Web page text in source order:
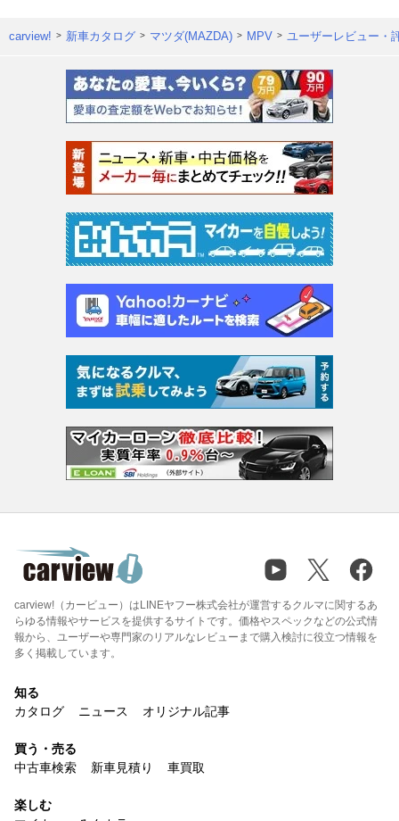
carview! 新車カタログ マツダ(MAZDA) MPV ユーザーレビュー・
carview!（カービュー）はLINEヤフー株式会社が運営するクルマに関するあ
らゆる情報やサービスを提供するサイトです。価格やスペックなどの公式情
報から、ユーザーや専門家のリアルなレビューまで購入検討に役立つ情報を
多く掲載しています。
知る
カタログ
ニュース オリジナル記事
買う・売る
中古車検索
新車見積り 車買取
楽しむ